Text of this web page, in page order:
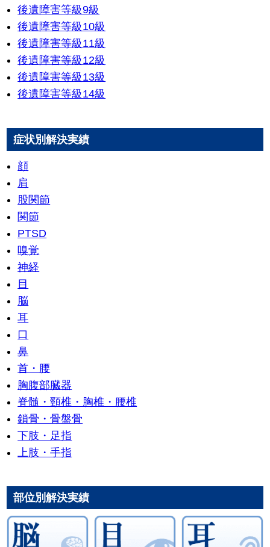
後遺障害等級9級
後遺障害等級10級
後遺障害等級11級
後遺障害等級12級
後遺障害等級13級
後遺障害等級14級
症状別解決実績
顔
肩
股関節
関節
PTSD
嗅覚
神経
目
脳
耳
口
鼻
首・腰
胸腹部臓器
脊髄・頸椎・胸椎・腰椎
鎖骨・骨盤骨
下肢・足指
上肢・手指
部位別解決実績